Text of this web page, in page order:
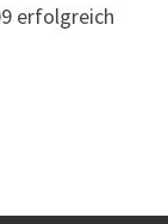
erfolgreich